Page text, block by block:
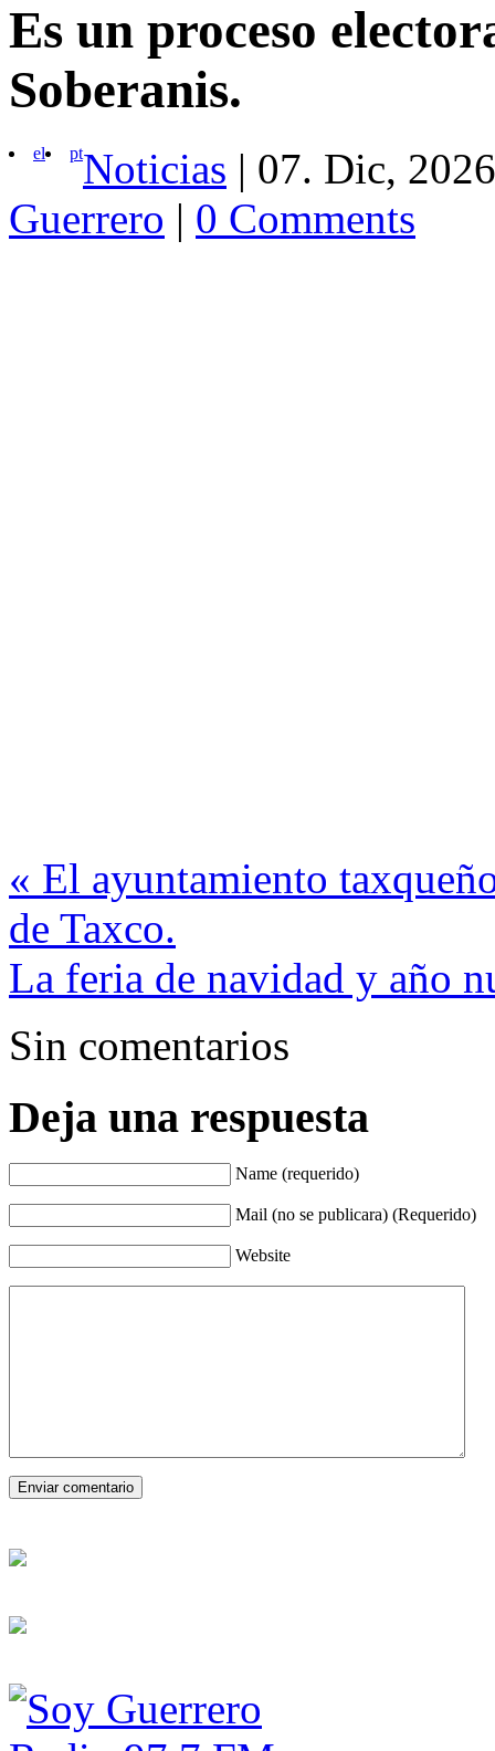
Es un proceso
Soberanis.
el ptNoticias | 07. Dic, 2026
Guerrero | 0 Comments
« El ayuntamiento
de Taxco.
La feria de navidad y año
Sin comentarios
Deja una respuesta
Name (requerido)
Mail (no se publicara) (Requerido)
Website